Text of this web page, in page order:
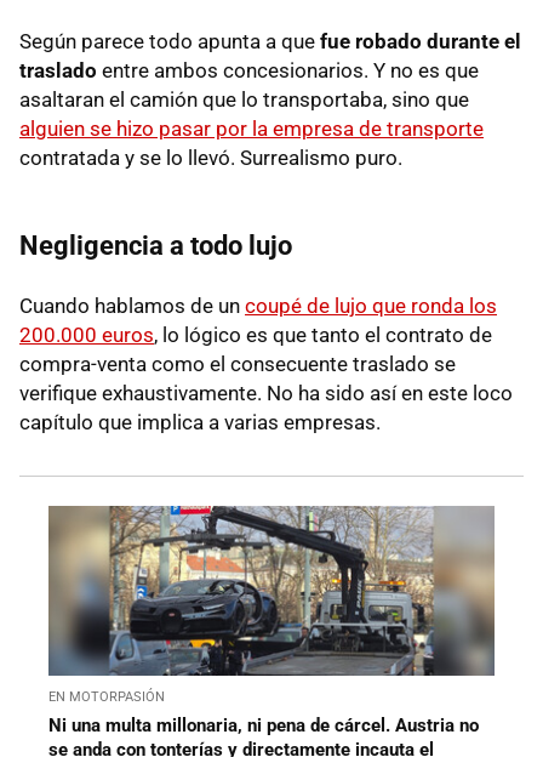
Según parece todo apunta a que fue robado durante el
traslado entre ambos concesionarios. Y no es que
asaltaran el camión que lo transportaba, sino que
alguien se hizo pasar por la empresa de transporte
contratada y se lo llevó. Surrealismo puro.
Negligencia a todo lujo
Cuando hablamos de un coupé de lujo que ronda los
200.000 euros, lo lógico es que tanto el contrato de
compra-venta como el consecuente traslado se
verifique exhaustivamente. No ha sido así en este loco
capítulo que implica a varias empresas.
EN MOTORPASIÓN
Ni una multa millonaria, ni pena de cárcel. Austria no
se anda con tonterías y directamente incauta el